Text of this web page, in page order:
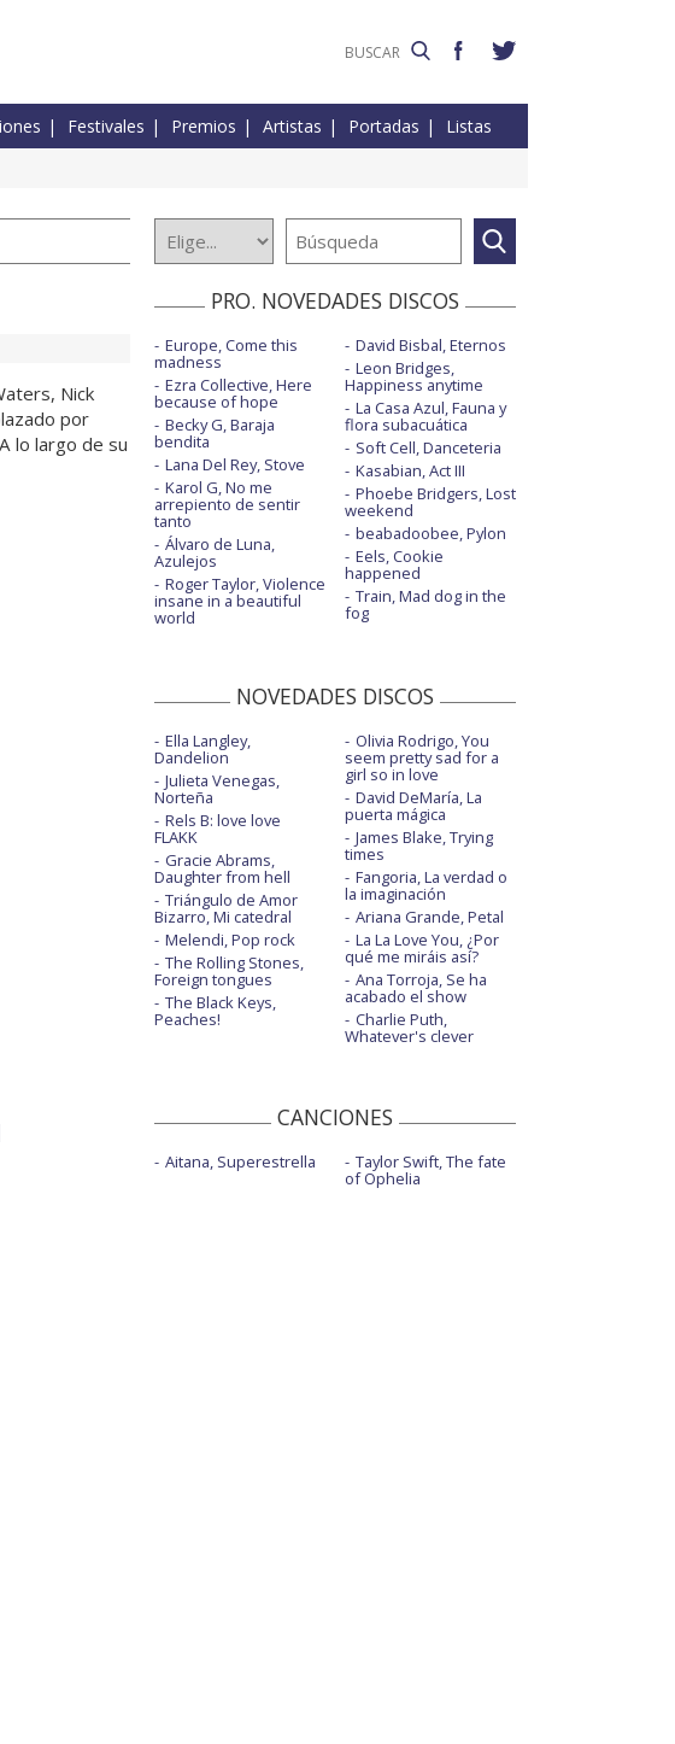
Festivales Premios Artistas Portadas Listas
Nick
por
lo largo de su
PRO. NOVEDADES DISCOS
Europe, Come this
madness
Ezra Collective, Here
because of hope
Becky G, Baraja
bendita
Lana Del Rey, Stove
Karol G, No me
arrepiento de sentir
tanto
Álvaro de Luna,
Azulejos
Roger Taylor, Violence
insane in a beautiful
world
David Bisbal, Eternos
Leon Bridges,
Happiness anytime
La Casa Azul, Fauna y
flora subacuática
Soft Cell, Danceteria
Kasabian, Act III
Phoebe Bridgers, Lost
weekend
beabadoobee, Pylon
Eels, Cookie
happened
Train, Mad dog in the
fog
NOVEDADES DISCOS
Ella Langley,
Dandelion
Julieta Venegas,
Norteña
Rels B: love love
FLAKK
Gracie Abrams,
Daughter from hell
Triángulo de Amor
Bizarro, Mi catedral
Melendi, Pop rock
The Rolling Stones,
Foreign tongues
The Black Keys,
Peaches!
Olivia Rodrigo, You
seem pretty sad for a
girl so in love
David DeMaría, La
puerta mágica
James Blake, Trying
times
Fangoria, La verdad o
la imaginación
Ariana Grande, Petal
La La Love You, ¿Por
qué me miráis así?
Ana Torroja, Se ha
acabado el show
Charlie Puth,
Whatever's clever
CANCIONES
Aitana, Superestrella Taylor Swift, The fate
of Ophelia